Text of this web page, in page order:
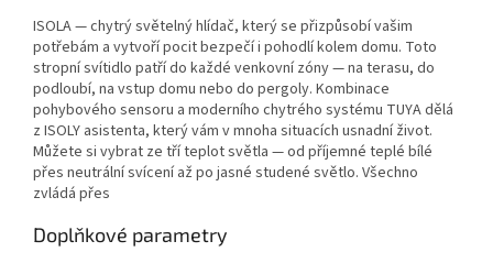
ISOLA — chytrý světelný hlídač, který se přizpůsobí vašim
potřebám a vytvoří pocit bezpečí i pohodlí kolem domu. Toto
stropní svítidlo patří do každé venkovní zóny — na terasu, do
podloubí, na vstup domu nebo do pergoly. Kombinace
pohybového sensoru a moderního chytrého systému TUYA dělá
z ISOLY asistenta, který vám v mnoha situacích usnadní život.
Můžete si vybrat ze tří teplot světla — od příjemné teplé bílé
přes neutrální svícení až po jasné studené světlo. Všechno
zvládá přes
Doplňkové parametry